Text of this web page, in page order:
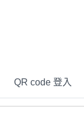
QR code 登入